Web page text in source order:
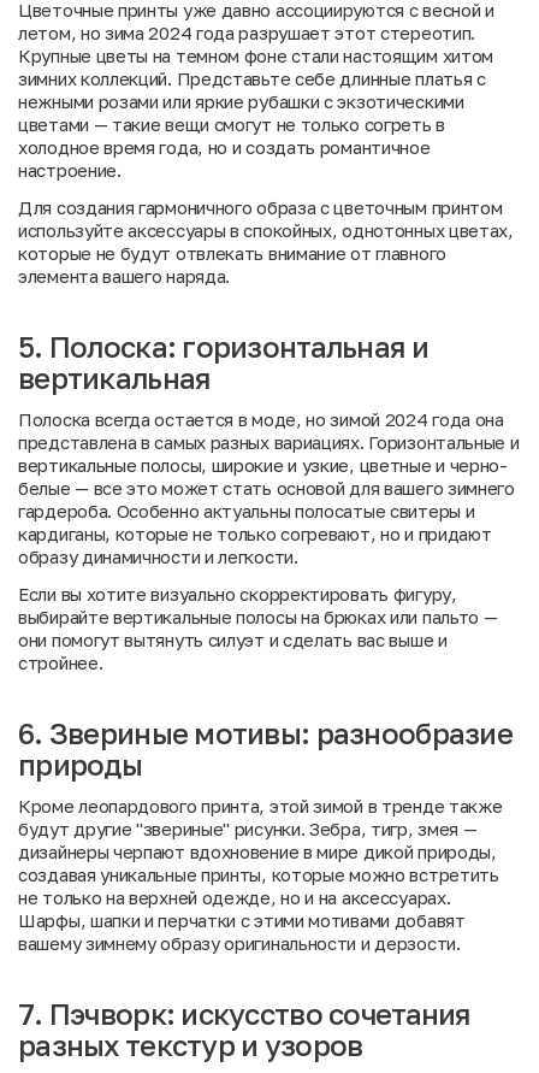
Цветочные принты уже давно ассоциируются с весной и
летом, но зима 2024 года разрушает этот стереотип.
Крупные цветы на темном фоне стали настоящим хитом
зимних коллекций. Представьте себе длинные платья с
нежными розами или яркие рубашки с экзотическими
цветами — такие вещи смогут не только согреть в
холодное время года, но и создать романтичное
настроение.
Для создания гармоничного образа с цветочным принтом
используйте аксессуары в спокойных, однотонных цветах,
которые не будут отвлекать внимание от главного
элемента вашего наряда.
5. Полоска: горизонтальная и
вертикальная
Полоска всегда остается в моде, но зимой 2024 года она
представлена в самых разных вариациях. Горизонтальные и
вертикальные полосы, широкие и узкие, цветные и черно-
белые — все это может стать основой для вашего зимнего
гардероба. Особенно актуальны полосатые свитеры и
кардиганы, которые не только согревают, но и придают
образу динамичности и легкости.
Если вы хотите визуально скорректировать фигуру,
выбирайте вертикальные полосы на брюках или пальто —
они помогут вытянуть силуэт и сделать вас выше и
стройнее.
6. Звериные мотивы: разнообразие
природы
Кроме леопардового принта, этой зимой в тренде также
будут другие "звериные" рисунки. Зебра, тигр, змея —
дизайнеры черпают вдохновение в мире дикой природы,
создавая уникальные принты, которые можно встретить
не только на верхней одежде, но и на аксессуарах.
Шарфы, шапки и перчатки с этими мотивами добавят
вашему зимнему образу оригинальности и дерзости.
7. Пэчворк: искусство сочетания
разных текстур и узоров